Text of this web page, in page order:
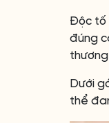
Độc tố
đúng
Dưới
thể